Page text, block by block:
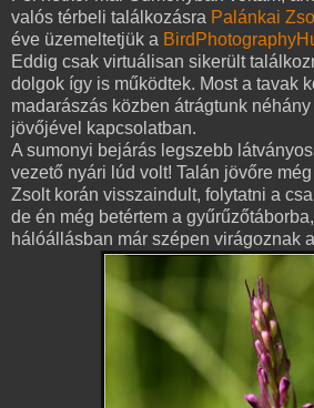
valós térbeli találkozásra Palánkai
éve üzemeltetjük a
Eddig csak virtuálisan sikerült
dolgok így is működtek. Most a tavak
madarászás közben átrágtunk
jövőjével kapcsolatban.
A sumonyi bejárás legszebb
vezető nyári lúd volt! Talán jövőre
Zsolt korán visszaindult, folytatni a
de én még betértem a
hálóállásban már szépen virágoznak